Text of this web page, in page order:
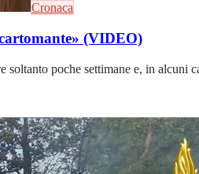
Cronaca
(VIDEO)
poche settimane e, in alcuni